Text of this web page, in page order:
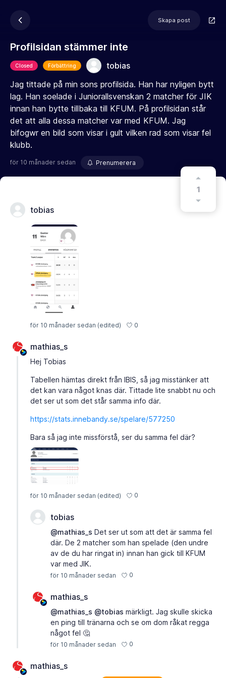
Skapa post
Profilsidan stämmer inte
Closed Förbättring
tobias
Jag tittade på min sons profilsida. Han har nyligen bytt
lag. Han soelade i Juniorallsvenskan 2 matcher för JIK
innan han bytte tillbaka till KFUM. På profilsidan står
det att alla dessa matcher var med KFUM. Jag
bifogwr en bild som visar i gult vilken rad som visar fel
klubb.
för 10 månader sedan Prenumerera
1
tobias
för 10 månader sedan (edited) 0
mathias_s
Hej Tobias
Tabellen hämtas direkt från IBIS, så jag misstänker att
det kan vara något knas där. Tittade lite snabbt nu och
det ser ut som det står samma info där.
https://stats.innebandy.se/spelare/577250
Bara så jag inte missförstå, ser du samma fel där?
för 10 månader sedan (edited) 0
tobias
@mathias_s Det ser ut som att det är samma fel
där. De 2 matcher som han spelade (den undre
av de du har ringat in) innan han gick till KFUM
var med JIK.
för 10 månader sedan 0
mathias_s
@mathias_s @tobias märkligt. Jag skulle skicka
en ping till tränarna och se om dom råkat regga
något fel 🤔
för 10 månader sedan 0
mathias_s